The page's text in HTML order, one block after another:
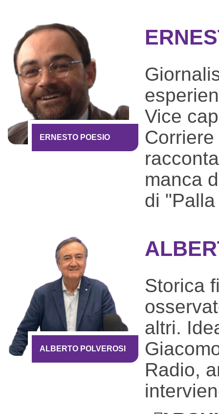
ERNESTO POESIO
Vice
manca
di
ALBERTO POLVEROSI
Storica
altri.
Radio,